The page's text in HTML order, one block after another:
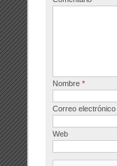
Nombre *
Correo electrónico
Web